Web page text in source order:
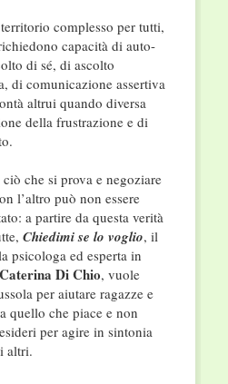
complesso per tutti,
capacità di auto-
di sé, di ascolto
di comunicazione assertiva
altrui quando diversa
della frustrazione e di
che si prova e negoziare
l’altro può non essere
a partire da questa verità
Chiedimi se lo voglio, il
psicologa ed esperta in
Caterina Di Chio, vuole
per aiutare ragazze e
quello che piace e non
per agire in sintonia
altri.